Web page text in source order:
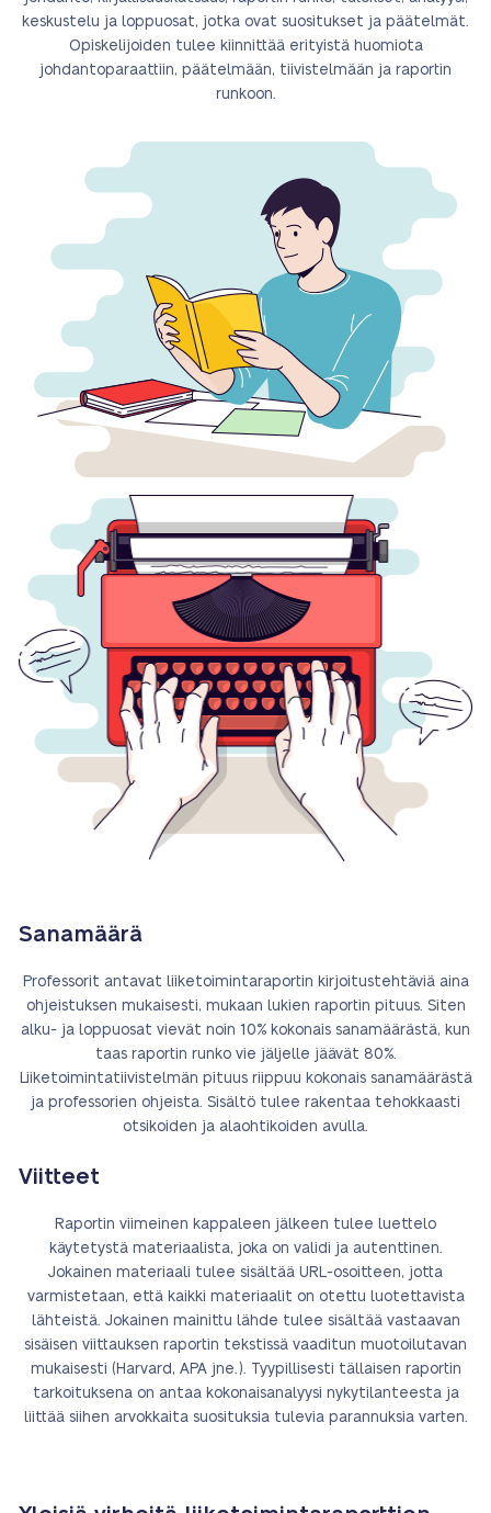
keskustelu ja loppuosat, jotka ovat suositukset ja päätelmät.
Opiskelijoiden tulee kiinnittää erityistä huomiota
johdantoparaattiin, päätelmään, tiivistelmään ja raportin
runkoon.
Sanamäärä
Professorit antavat liiketoimintaraportin kirjoitustehtäviä aina
ohjeistuksen mukaisesti, mukaan lukien raportin pituus. Siten
alku- ja loppuosat vievät noin 10% kokonais sanamäärästä, kun
taas raportin runko vie jäljelle jäävät 80%.
Liiketoimintatiivistelmän pituus riippuu kokonais sanamäärästä
ja professorien ohjeista. Sisältö tulee rakentaa tehokkaasti
otsikoiden ja alaohtikoiden avulla.
Viitteet
Raportin viimeinen kappaleen jälkeen tulee luettelo
käytetystä materiaalista, joka on validi ja autenttinen.
Jokainen materiaali tulee sisältää URL-osoitteen, jotta
varmistetaan, että kaikki materiaalit on otettu luotettavista
lähteistä. Jokainen mainittu lähde tulee sisältää vastaavan
sisäisen viittauksen raportin tekstissä vaaditun muotoilutavan
mukaisesti (Harvard, APA jne.). Tyypillisesti tällaisen raportin
tarkoituksena on antaa kokonaisanalyysi nykytilanteesta ja
liittää siihen arvokkaita suosituksia tulevia parannuksia varten.